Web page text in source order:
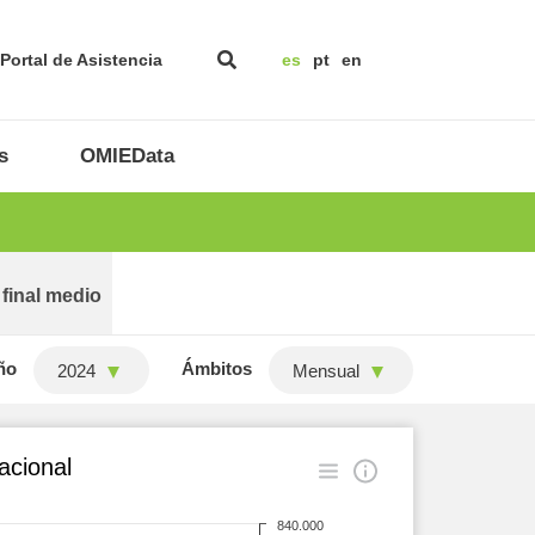
Portal de Asistencia es pt en
OMIEData
medio
2024 Ámbitos Mensual
840.000